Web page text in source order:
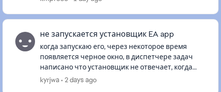
не запускается установщик EA app
когда запускаю его, через некоторое время
появляется черное окно, в диспетчере задач
написано что установщик не отвечает, когда
тыкаю по окну он также не отвечает. началось
kyrjwa 2 days ago